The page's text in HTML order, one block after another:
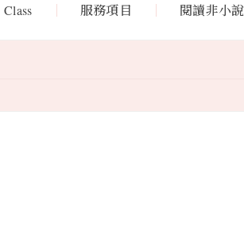
Class 服務項目 閱讀非小說